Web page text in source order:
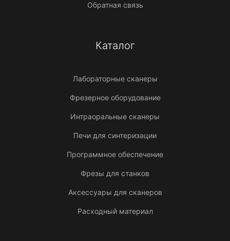
Обратная связь
Каталог
Лабораторные сканеры
Фрезерное оборудование
Интраоральные сканеры
Печи для синтеризации
Программное обеспечение
Фрезы для станков
Аксессуары для сканеров
Расходный материал